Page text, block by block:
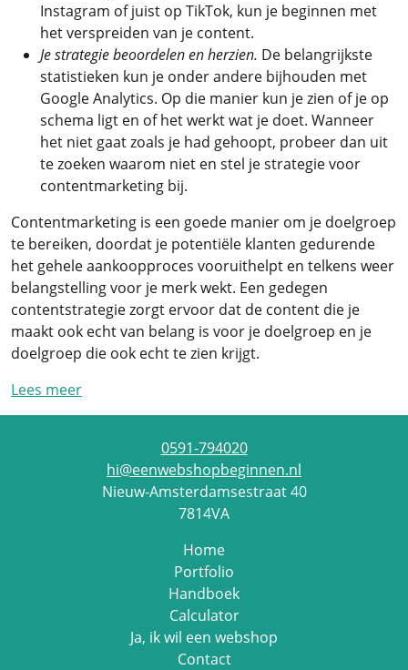
Instagram of juist op TikTok, kun je beginnen met
het verspreiden van je content.
Je strategie beoordelen en herzien. De belangrijkste
statistieken kun je onder andere bijhouden met
Google Analytics. Op die manier kun je zien of je op
schema ligt en of het werkt wat je doet. Wanneer
het niet gaat zoals je had gehoopt, probeer dan uit
te zoeken waarom niet en stel je strategie voor
contentmarketing bij.
Contentmarketing is een goede manier om je doelgroep
te bereiken, doordat je potentiële klanten gedurende
het gehele aankoopproces vooruithelpt en telkens weer
belangstelling voor je merk wekt. Een gedegen
contentstrategie zorgt ervoor dat de content die je
maakt ook echt van belang is voor je doelgroep en je
doelgroep die ook echt te zien krijgt.
Lees meer
0591-794020
hi@eenwebshopbeginnen.nl
Nieuw-Amsterdamsestraat 40
7814VA
Home
Portfolio
Handboek
Calculator
Ja, ik wil een webshop
Contact